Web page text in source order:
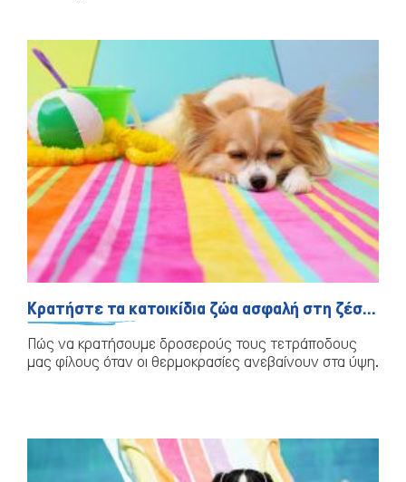
Ψάρια/Ερπετά Κρατήστε τα κατοικίδια ζώα ασφαλή στη ζέστη
Πώς να κρατήσουμε δροσερούς τους τετράποδους
μας φίλους όταν οι θερμοκρασίες ανεβαίνουν στα ύψη.